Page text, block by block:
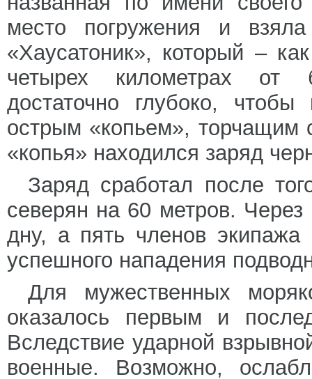
место погружения и
«Хаусатоник», который –
четырех километрах от
достаточно глубоко, чтобы
острым «копьем», торчащим
«копья» находился заряд
Заряд сработал после
северян на 60 метров.
дну, а пять членов экипажа
успешного нападения
Для мужественных
оказалось первым и
Вследствие ударной
военные. Возможно,